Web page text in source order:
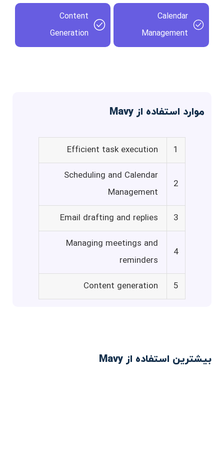
Calendar
Management
Content
Generation
موارد استفاده از Mavy
1
Efficient task execution
2
Scheduling and Calendar
Management
3
Email drafting and replies
4
Managing meetings and
reminders
5
Content generation
بیشترین استفاده از Mavy